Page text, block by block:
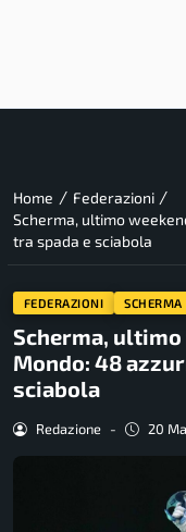
Home / Federazioni /
Scherma, ultimo
tra spada e sciabola
FEDERAZIONI SCHERMA
Scherma, ultimo
Mondo: 48
sciabola
Redazione - 20